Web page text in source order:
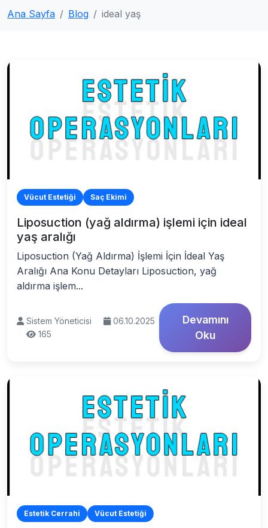
Ana Sayfa Blog ideal yaş
Vücut Estetiği Saç Ekimi
Liposuction (yağ aldırma) işlemi için ideal
yaş aralığı
Liposuction (Yağ Aldırma) İşlemi İçin İdeal Yaş
Aralığı Ana Konu Detayları Liposuction, yağ
aldırma işlem...
Sistem Yöneticisi
06.10.2025
165
Devamını
Oku
Estetik Cerrahi Vücut Estetiği